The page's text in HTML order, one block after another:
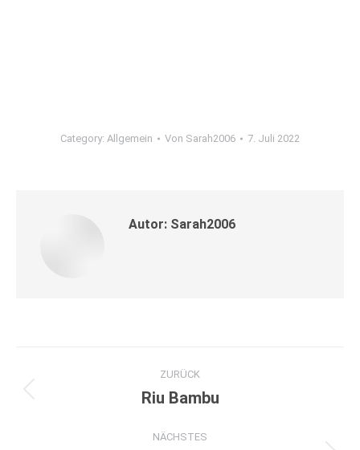
Category: Allgemein Von Sarah2006 7. Juli 2022
Autor: Sarah2006
Kommentarnavigation
ZURÜCK
Vorheriger
Riu Bambu
NÄCHSTES